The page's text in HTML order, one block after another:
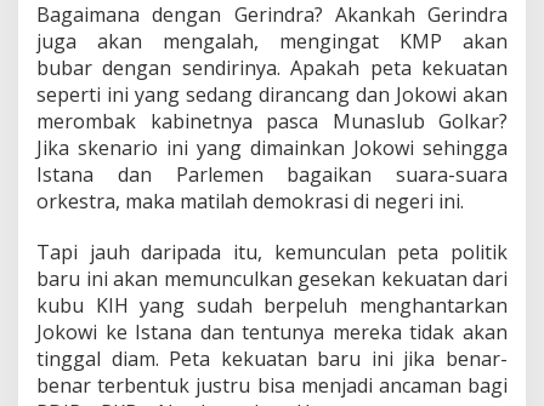
Bagaimana dengan Gerindra? Akankah Gerindra
juga akan mengalah, mengingat KMP akan
bubar dengan sendirinya. Apakah peta kekuatan
seperti ini yang sedang dirancang dan Jokowi akan
merombak kabinetnya pasca Munaslub Golkar?
Jika skenario ini yang dimainkan Jokowi sehingga
Istana dan Parlemen bagaikan suara-suara
orkestra, maka matilah demokrasi di negeri ini.
Tapi jauh daripada itu, kemunculan peta politik
baru ini akan memunculkan gesekan kekuatan dari
kubu KIH yang sudah berpeluh menghantarkan
Jokowi ke Istana dan tentunya mereka tidak akan
tinggal diam. Peta kekuatan baru ini jika benar-
benar terbentuk justru bisa menjadi ancaman bagi